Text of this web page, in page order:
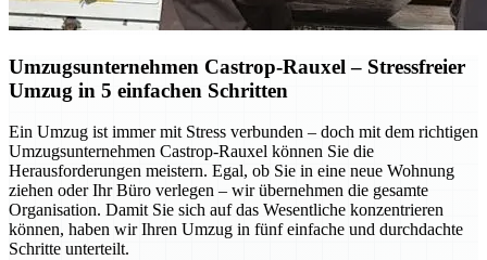
Umzugsunternehmen Castrop-Rauxel – Stressfreier
Umzug in 5 einfachen Schritten
Ein Umzug ist immer mit Stress verbunden – doch mit dem richtigen
Umzugsunternehmen Castrop-Rauxel können Sie die
Herausforderungen meistern. Egal, ob Sie in eine neue Wohnung
ziehen oder Ihr Büro verlegen – wir übernehmen die gesamte
Organisation. Damit Sie sich auf das Wesentliche konzentrieren
können, haben wir Ihren Umzug in fünf einfache und durchdachte
Schritte unterteilt.